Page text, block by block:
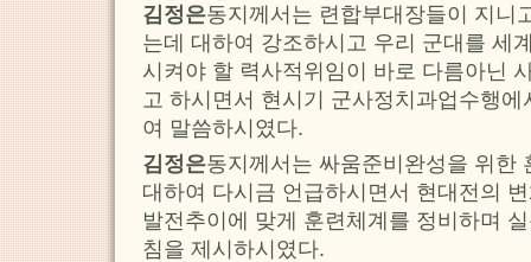
김정은동지께서는 련합부대장들이 지니
는데 대하여 강조하시고 우리 군대를 세
시켜야 할 력사적위임이 바로 다름아닌
고 하시면서 현시기 군사정치과업수행
여 말씀하시였다.
김정은동지께서는 싸움준비완성을 위한
대하여 다시금 언급하시면서 현대전의
발전추이에 맞게 훈련체계를 정비하며
침을 제시하시였다.